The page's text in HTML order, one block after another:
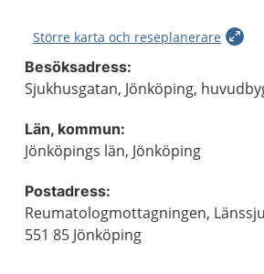
Större karta och reseplanerare
Besöksadress:
Sjukhusgatan, Jönköping,
Län, kommun:
Jönköpings län, Jönköping
Postadress:
Reumatologmottagningen,
551 85 Jönköping